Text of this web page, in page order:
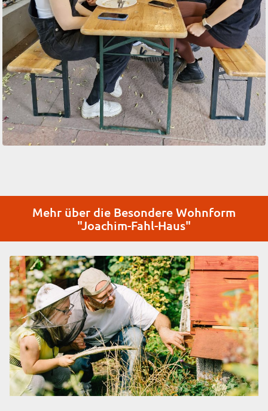
Mehr über die Besondere Wohnform
"Joachim-Fahl-Haus"